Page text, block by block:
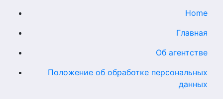
Home
Главная
Об агентстве
Положение об обработке персональных
данных